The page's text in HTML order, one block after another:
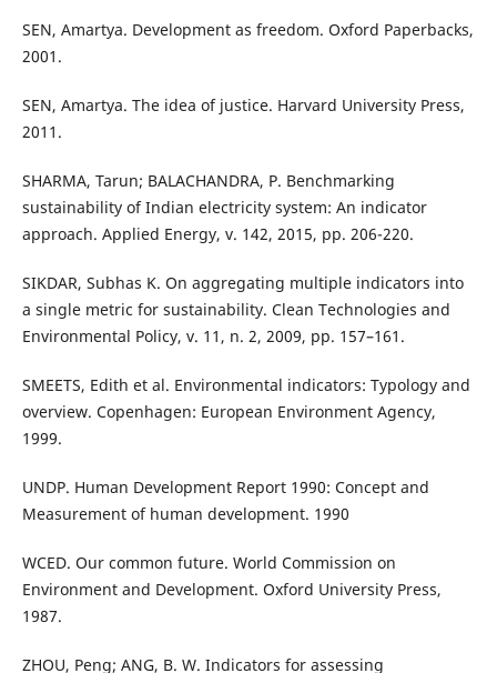
SEN, Amartya. Development as freedom. Oxford Paperbacks,
2001.
SEN, Amartya. The idea of justice. Harvard University Press,
2011.
SHARMA, Tarun; BALACHANDRA, P. Benchmarking
sustainability of Indian electricity system: An indicator
approach. Applied Energy, v. 142, 2015, pp. 206-220.
SIKDAR, Subhas K. On aggregating multiple indicators into
a single metric for sustainability. Clean Technologies and
Environmental Policy, v. 11, n. 2, 2009, pp. 157–161.
SMEETS, Edith et al. Environmental indicators: Typology and
overview. Copenhagen: European Environment Agency,
1999.
UNDP. Human Development Report 1990: Concept and
Measurement of human development. 1990
WCED. Our common future. World Commission on
Environment and Development. Oxford University Press,
1987.
ZHOU, Peng; ANG, B. W. Indicators for assessing